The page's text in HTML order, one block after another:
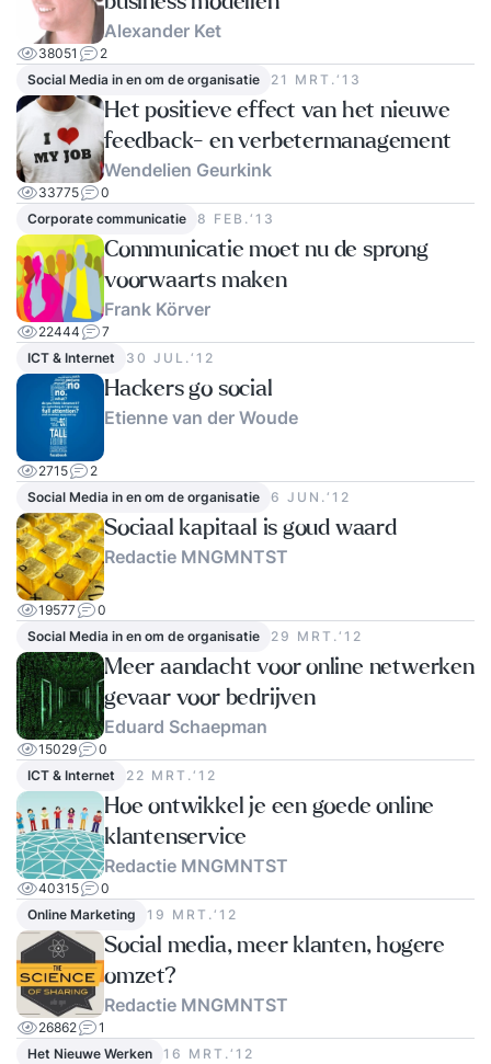
Alexander Ket
38051
2
Social Media in en om de organisatie
21 MRT.‘13
Het positieve effect van het nieuwe
feedback- en verbetermanagement
Wendelien Geurkink
33775
0
Corporate communicatie
8 FEB.‘13
Communicatie moet nu de sprong
voorwaarts maken
Frank Körver
22444
7
ICT & Internet
30 JUL.‘12
Hackers go social
Etienne van der Woude
2715
2
Social Media in en om de organisatie
6 JUN.‘12
Sociaal kapitaal is goud waard
Redactie MNGMNTST
19577
0
Social Media in en om de organisatie
29 MRT.‘12
Meer aandacht voor online netwerken
gevaar voor bedrijven
Eduard Schaepman
15029
0
ICT & Internet
22 MRT.‘12
Hoe ontwikkel je een goede online
klantenservice
Redactie MNGMNTST
40315
0
Online Marketing
19 MRT.‘12
Social media, meer klanten, hogere
omzet?
Redactie MNGMNTST
26862
1
Het Nieuwe Werken
16 MRT.‘12